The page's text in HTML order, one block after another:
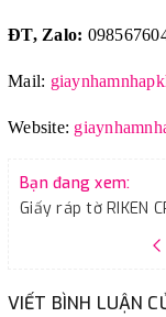
ĐT, Zalo:
Mail:
Website:
Bạn đang xem:
VIẾT BÌNH LUẬN